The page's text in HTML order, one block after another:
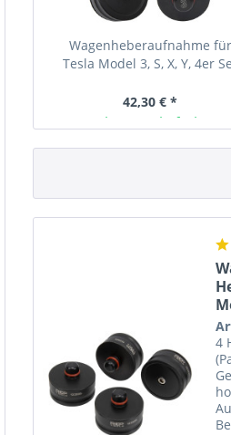
Wagenheberaufnahme für
Tesla Model 3, S, X, Y, 4er
42,30 € *
Ab Lager lieferbar
4